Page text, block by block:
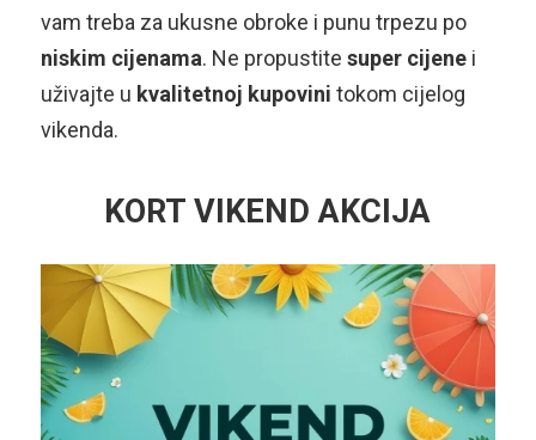
vam treba za ukusne obroke i punu trpezu po
niskim cijenama. Ne propustite super cijene i
uživajte u kvalitetnoj kupovini tokom cijelog
vikenda.
KORT VIKEND AKCIJA